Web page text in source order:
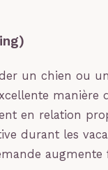
un chien ou
manière
en relation
durant les
augmente